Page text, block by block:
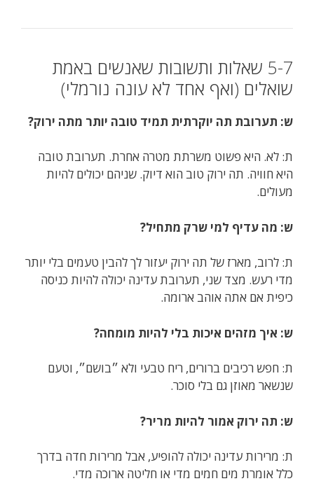
5-7 שאלות ותשובות שאנשים באמת
שואלים (ואף אחד לא עונה נורמלי)
ש: תערובת תה יוקרתית תמיד טובה יותר מתה ירוק?
ת: לא. היא פשוט משרתת מטרה אחרת. תערובת טובה
היא חוויה. תה ירוק טוב הוא דיוק. שניהם יכולים להיות
מעולים.
ש: מה עדיף למי שרק מתחיל?
ת: לרוב, מארז של תה ירוק יעזור לך להבין טעמים בלי יותר
מדי רעש. מצד שני, תערובת עדינה יכולה להיות כניסה
כיפית אם אתה אוהב ארומה.
ש: איך מזהים איכות בלי להיות מומחה?
ת: חפש רכיבים ברורים, ריח טבעי ולא ״בושם״, וטעם
שנשאר מאוזן גם בלי סוכר.
ש: תה ירוק אמור להיות מריר?
ת: מרירות עדינה יכולה להופיע, אבל מרירות חדה בדרך
כלל אומרת מים חמים מדי או חליטה ארוכה מדי.